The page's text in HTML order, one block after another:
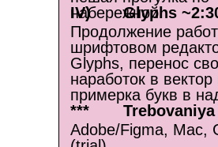
***
набережной
Adobe/Figma, Mac,
IV)
Продолжение
шрифтовом
Glyphs, перенос
наработок в вектор
примерка букв в
Trebovaniya
Glyphs